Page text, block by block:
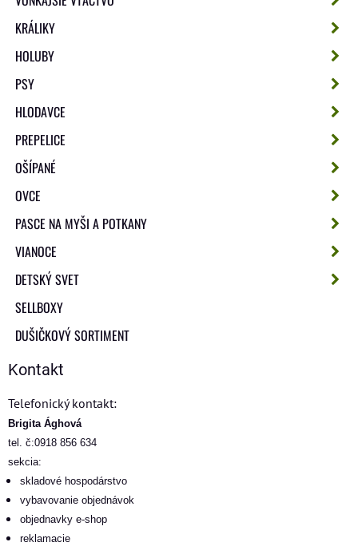
KRÁLIKY
HOLUBY
PSY
HLODAVCE
PREPELICE
OŠÍPANÉ
OVCE
PASCE NA MYŠI A POTKANY
VIANOCE
DETSKÝ SVET
SELLBOXY
DUŠIČKOVÝ SORTIMENT
Kontakt
Telefonický kontakt:
Brigita Ághová
tel. č:0918 856 634
sekcia:
skladové hospodárstvo
vybavovanie objednávok
objednavky e-shop
reklamacie